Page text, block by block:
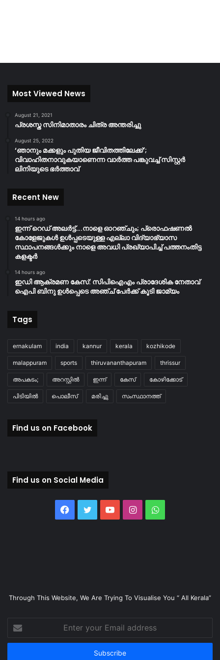
Most Viewed News
August 21, 2021
പ്രശസ്ത സിനിമാതാരം ചിത്ര അന്തരിച്ചു
August 25, 2022
‘ഞാനും മക്കളും പുതിയ ജീവിതത്തിലേക്ക്’;
വിവാഹിതനാവുകയാണെന്ന വാർത്ത പങ്കുവച്ച് സിസ്റ്റർ
ലിനിയുടെ ഭർത്താവ്
Recent New
14 hours ago
ഇന്ന് റെഡ് അലർട്ട്….നാളെ ഓറഞ്ചും; പ്രൊഫഷണൽ
കോളേജുകൾ ഉൾപ്പടെയുള്ള എല്ലാ വിദ്യാഭ്യാസ
സ്ഥാപനങ്ങൾക്കും നാളെ അവധി പ്രഖ്യാപിച്ച് പത്തനംതിട്ട
കളക്ടർ
14 hours ago
ഇഡി ആക്രമണ കേസ്: സിപിഐഎം പ്രാദേശിക നേതാവ്
ഐപി ബിനു ഉൾപ്പെടെ അഞ്ച് പേർക്ക് കൂടി ജാമ്യം
Tags
ernakulam india kannur kerala kozhikode
malappuram sports thiruvananthapuram thrissur
അപകടം; അറസ്റ്റിൽ ഇന്ന് കേസ് കോഴിക്കോട്
പിടിയിൽ പൊലീസ് മരിച്ചു സംസ്ഥാനത്ത്
Find us on Facebook
Find us on Social Media
Facebook
TwitterYouTubeInstagramWhatsApp
Through This Website, We Are Trying To Visualise You “ All Kerala”
your
Email